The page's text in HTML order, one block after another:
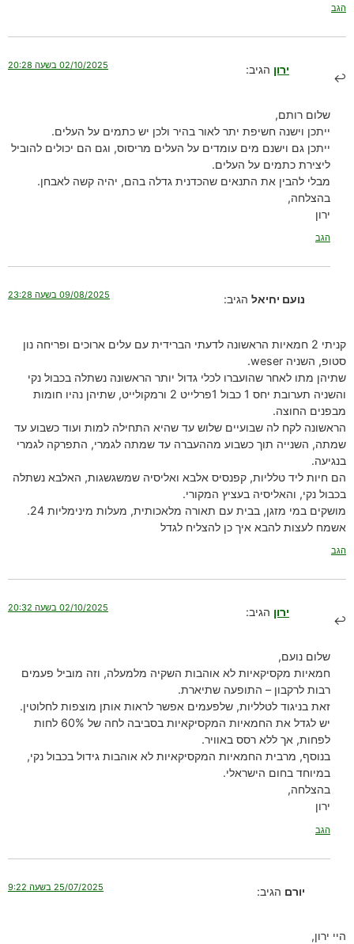
הגב
ירון הגיב: 02/10/2025 בשעה 20:28
שלום רותם,
ייתכן וישנה חשיפת יתר לאור בהיר ולכן יש כתמים על העלים.
ייתכן גם וישנם מים עומדים על העלים מריסוס, וגם הם יכולים להוביל
ליצירת כתמים על העלים.
מבלי להבין את התנאים שהכדנית גדלה בהם, יהיה קשה לאבחן.
בהצלחה,
ירון
הגב
נועם יחיאל הגיב: 09/08/2025 בשעה 23:28
קניתי 2 חמאיות הראשונה לדעתי הברידית עם עלים ארוכים ופריחה נון
סטופ, השניה weser.
שתיהן מתו לאחר שהועברו לכלי גדול יותר הראשונה נשתלה בכבול נקי
והשניה תערובת יחס 1 כבול 1פרלייט 2 ורמקולייט, שתיהן נהיו חומות
מבפנים החוצה.
הראשונה לקח לה שבועיים שלוש עד שהיא התחילה למות ועוד כשבוע עד
שמתה, השנייה תוך כשבוע מההעברה עד שמתה לגמרי, התפרקה לגמרי
בנגיעה.
הם חיות ליד טלליות, קפנסיס אלבא ואליסיה שמשגשגות, האלבא נשתלה
בכבול נקי, והאליסיה בעציץ המקורי.
מושקים במי מזגן, בבית עם תאורה מלאכותית, מעלות מינימליות 24.
אשמח לעצות להבא איך כן להצליח לגדל
הגב
ירון הגיב: 02/10/2025 בשעה 20:32
שלום נועם,
חמאיות מקסיקאיות לא אוהבות השקיה מלמעלה, וזה מוביל פעמים
רבות לרקבון – התופעה שתיארת.
זאת בניגוד לטלליות, שלפעמים אפשר לראות אותן מוצפות לחלוטין.
יש לגדל את החמאיות המקסיקאיות בסביבה לחה של 60% לחות
לפחות, אך ללא רסס באוויר.
בנוסף, מרבית החמאיות המקסיקאיות לא אוהבות גידול בכבול נקי,
במיוחד בחום הישראלי.
בהצלחה,
ירון
הגב
יורם הגיב: 25/07/2025 בשעה 9:22
היי ירון,